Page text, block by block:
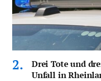
Drei Tote und
Unfall in